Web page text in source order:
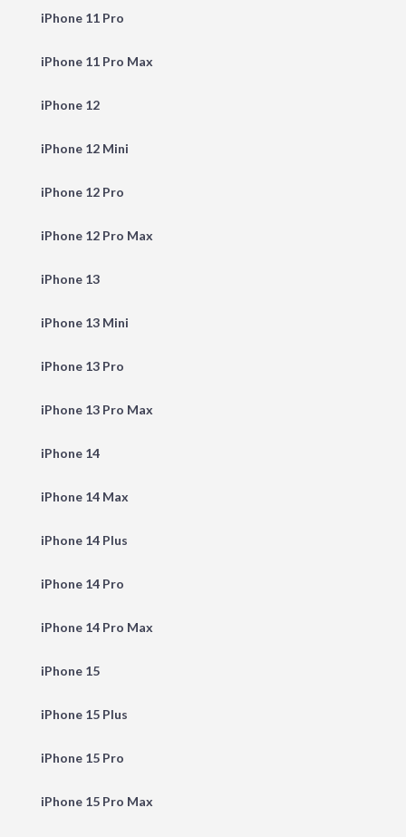
iPhone 11 Pro
iPhone 11 Pro Max
iPhone 12
iPhone 12 Mini
iPhone 12 Pro
iPhone 12 Pro Max
iPhone 13
iPhone 13 Mini
iPhone 13 Pro
iPhone 13 Pro Max
iPhone 14
iPhone 14 Max
iPhone 14 Plus
iPhone 14 Pro
iPhone 14 Pro Max
iPhone 15
iPhone 15 Plus
iPhone 15 Pro
iPhone 15 Pro Max